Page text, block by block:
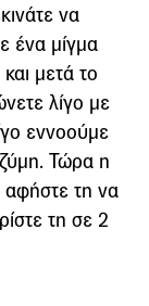
να
ένα μίγμα
μετά το
λίγο με
εννοούμε
Τώρα η
αφήστε τη να
τη σε 2